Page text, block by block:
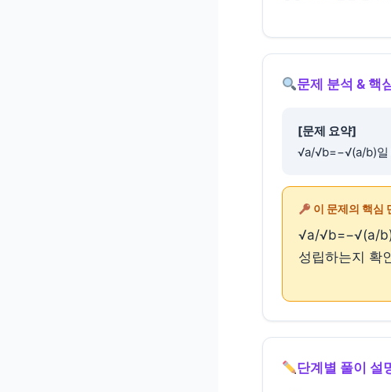
문제 분석 & 핵
[문제 요약]
√a/√b=−√(a/b)일
이 문제의 핵심
√a/√b=−√(a/
성립하는지 확
단계별 풀이 설